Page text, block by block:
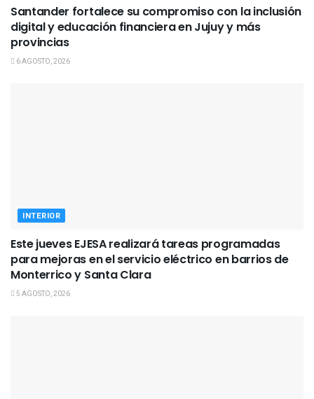
Santander fortalece su compromiso con la inclusión
digital y educación financiera en Jujuy y más
provincias
6 AGOSTO, 2026
INTERIOR
Este jueves EJESA realizará tareas programadas
para mejoras en el servicio eléctrico en barrios de
Monterrico y Santa Clara
5 AGOSTO, 2026